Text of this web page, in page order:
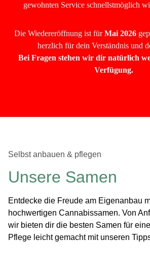
gewohnten Service schnellstmöglich
Die Wiedereröffnung ist fürMai 2026
herzlich für dein Verständnis und
Bei Fragen stehen wir dir natürlich
Verfügung.
Selbst anbauen & pflegen
Unsere Samen
Entdecke die Freude am Eigenanbau
hochwertigen Cannabissamen. Von
wir bieten dir die besten Samen für
Pflege leicht gemacht mit unseren